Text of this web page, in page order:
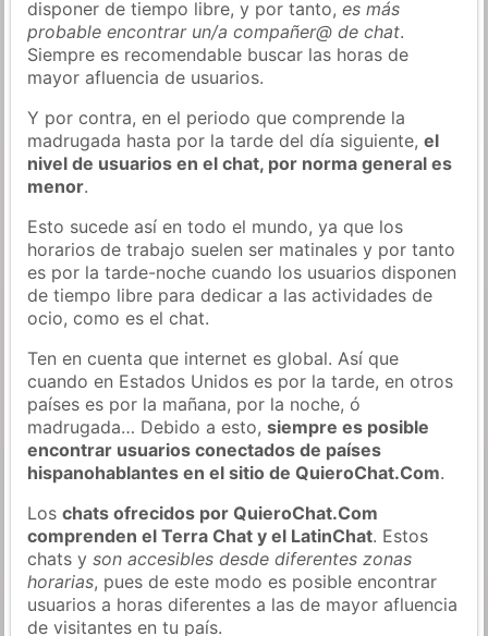
disponer de tiempo libre, y por tanto,es más
probable encontrar un/a compañer@ de chat.
Siempre es recomendable buscar las horas de
mayor afluencia de usuarios.
Y por contra, en el periodo que comprende la
madrugada hasta por la tarde del día siguiente,el
nivel de usuarios en el chat, por norma general es
menor.
Esto sucede así en todo el mundo, ya que los
horarios de trabajo suelen ser matinales y por tanto
es por la tarde-noche cuando los usuarios disponen
de tiempo libre para dedicar a las actividades de
ocio, como es el chat.
Ten en cuenta que internet es global. Así que
cuando en Estados Unidos es por la tarde, en otros
países es por la mañana, por la noche, ó
madrugada… Debido a esto,siempre es posible
encontrar usuarios conectados de países
hispanohablantes en el sitio de QuieroChat.Com.
Loschats ofrecidos por QuieroChat.Com
comprenden el Terra Chat y el LatinChat. Estos
chats yson accesibles desde diferentes zonas
horarias, pues de este modo es posible encontrar
usuarios a horas diferentes a las de mayor afluencia
de visitantes en tu país.